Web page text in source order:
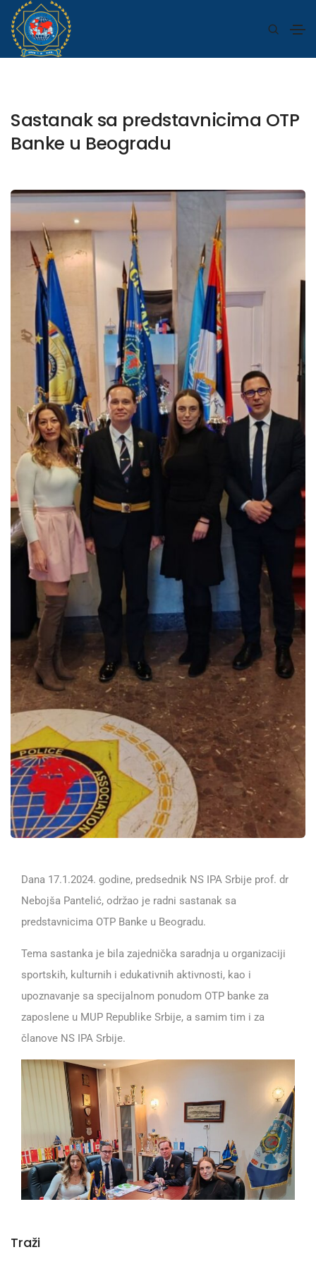
Sastanak sa predstavnicima OTP
Banke u Beogradu
Dana 17.1.2024. godine, predsednik NS IPA Srbije prof. dr
Nebojša Pantelić, održao je radni sastanak sa
predstavnicima OTP Banke u Beogradu.
Tema sastanka je bila zajednička saradnja u organizaciji
sportskih, kulturnih i edukativnih aktivnosti, kao i
upoznavanje sa specijalnom ponudom OTP banke za
zaposlene u MUP Republike Srbije, a samim tim i za
članove NS IPA Srbije.
Traži